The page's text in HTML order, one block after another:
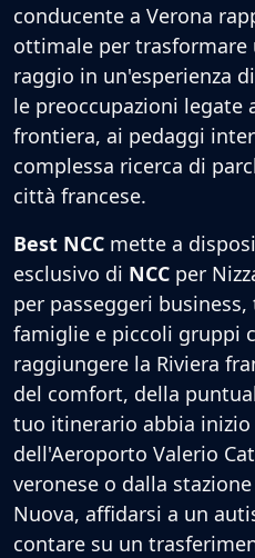
conducente a Verona
ottimale per trasformare
raggio in un'esperienza
le preoccupazioni legate
frontiera, ai pedaggi
complessa ricerca di
città francese.
Best NCC mette a
esclusivo di NCC per
per passeggeri
famiglie e piccoli gruppi
raggiungere la Riviera
del comfort, della
tuo itinerario abbia
dell'Aeroporto Valerio
veronese o dalla
Nuova, affidarsi a un
contare su un